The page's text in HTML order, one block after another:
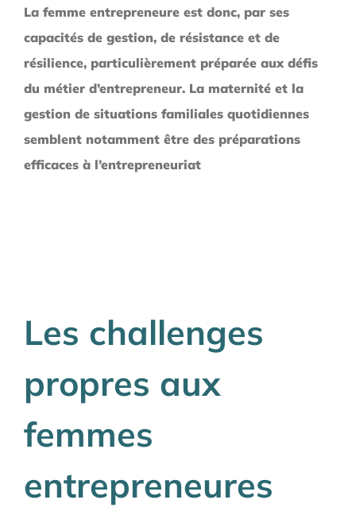
La femme entrepreneure est donc, par ses
capacités de gestion, de résistance et de
résilience, particulièrement préparée aux défis
du métier d’entrepreneur. La maternité et la
gestion de situations familiales quotidiennes
semblent notamment être des préparations
efficaces à l’entrepreneuriat
Les challenges
propres aux
femmes
entrepreneures